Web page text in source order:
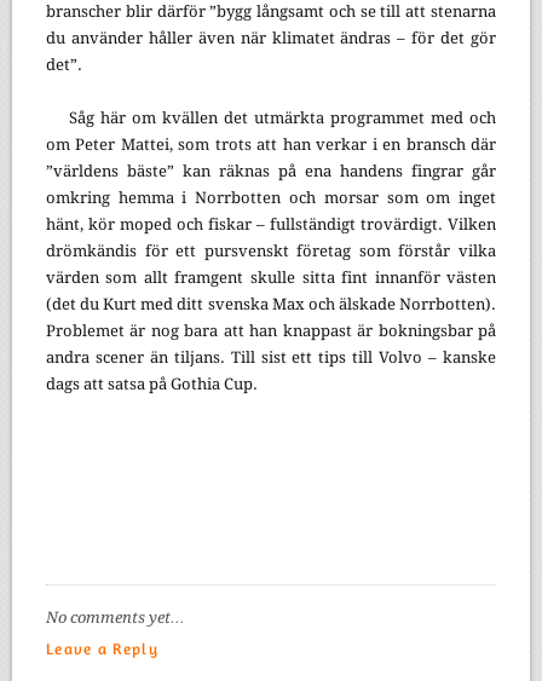
branscher blir därför ”bygg långsamt och se till att stenarna
du använder håller även när klimatet ändras – för det gör
det”.
Såg här om kvällen det utmärkta programmet med och
om Peter Mattei, som trots att han verkar i en bransch där
”världens bäste” kan räknas på ena handens fingrar går
omkring hemma i Norrbotten och morsar som om inget
hänt, kör moped och fiskar – fullständigt trovärdigt. Vilken
drömkändis för ett pursvenskt företag som förstår vilka
värden som allt framgent skulle sitta fint innanför västen
(det du Kurt med ditt svenska Max och älskade Norrbotten).
Problemet är nog bara att han knappast är bokningsbar på
andra scener än tiljans. Till sist ett tips till Volvo – kanske
dags att satsa på Gothia Cup.
No comments yet…
Leave a Reply